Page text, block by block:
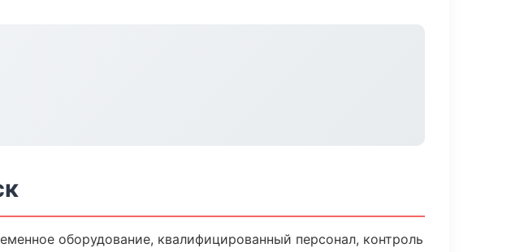
оборудование, квалифицированный персонал, контроль